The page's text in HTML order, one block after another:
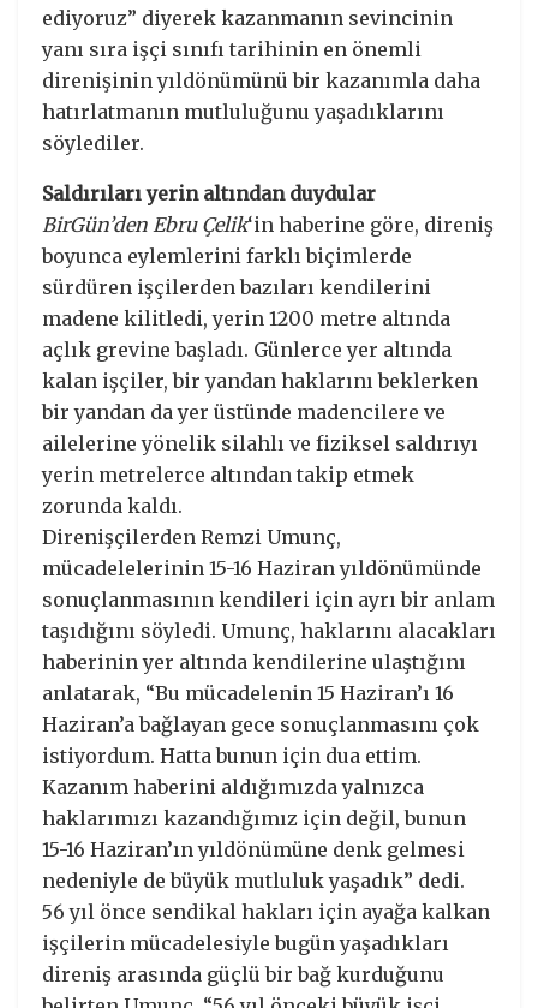
ediyoruz” diyerek kazanmanın sevincinin
yanı sıra işçi sınıfı tarihinin en önemli
direnişinin yıldönümünü bir kazanımla daha
hatırlatmanın mutluluğunu yaşadıklarını
söylediler.
Saldırıları yerin altından duydular
BirGün’den Ebru Çelik‘in haberine göre, direniş
boyunca eylemlerini farklı biçimlerde
sürdüren işçilerden bazıları kendilerini
madene kilitledi, yerin 1200 metre altında
açlık grevine başladı. Günlerce yer altında
kalan işçiler, bir yandan haklarını beklerken
bir yandan da yer üstünde madencilere ve
ailelerine yönelik silahlı ve fiziksel saldırıyı
yerin metrelerce altından takip etmek
zorunda kaldı.
Direnişçilerden Remzi Umunç,
mücadelelerinin 15-16 Haziran yıldönümünde
sonuçlanmasının kendileri için ayrı bir anlam
taşıdığını söyledi. Umunç, haklarını alacakları
haberinin yer altında kendilerine ulaştığını
anlatarak, “Bu mücadelenin 15 Haziran’ı 16
Haziran’a bağlayan gece sonuçlanmasını çok
istiyordum. Hatta bunun için dua ettim.
Kazanım haberini aldığımızda yalnızca
haklarımızı kazandığımız için değil, bunun
15-16 Haziran’ın yıldönümüne denk gelmesi
nedeniyle de büyük mutluluk yaşadık” dedi.
56 yıl önce sendikal hakları için ayağa kalkan
işçilerin mücadelesiyle bugün yaşadıkları
direniş arasında güçlü bir bağ kurduğunu